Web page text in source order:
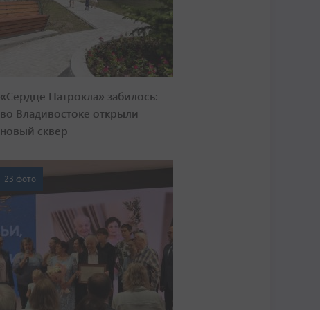
«Сердце Патрокла» забилось:
во Владивостоке открыли
новый сквер
23 фото